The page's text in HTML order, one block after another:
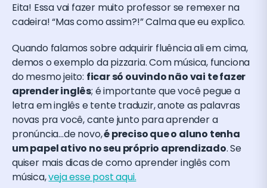
Eita! Essa vai fazer muito professor se remexer na
cadeira! “Mas como assim?!” Calma que eu explico.
Quando falamos sobre adquirir fluência ali em cima,
demos o exemplo da pizzaria. Com música, funciona
do mesmo jeito: ficar só ouvindo não vai te fazer
aprender inglês; é importante que você pegue a
letra em inglês e tente traduzir, anote as palavras
novas pra você, cante junto para aprender a
pronúncia…de novo,é preciso que o aluno tenha
um papel ativo no seu próprio aprendizado. Se
quiser mais dicas de como aprender inglês com
música,veja esse post aqui.